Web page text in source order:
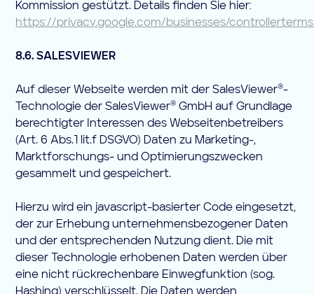
Kommission gestützt. Details finden Sie hier:
https://privacy.google.com/businesses/
8.6. SALESVIEWER
Auf dieser Webseite werden mit der SalesViewer®-
Technologie der SalesViewer® GmbH auf Grundlage
berechtigter Interessen des Webseitenbetreibers
(Art. 6 Abs.1 lit.f DSGVO) Daten zu Marketing-,
Marktforschungs- und Optimierungszwecken
gesammelt und gespeichert.
Hierzu wird ein javascript-basierter Code eingesetzt,
der zur Erhebung unternehmensbezogener Daten
und der entsprechenden Nutzung dient. Die mit
dieser Technologie erhobenen Daten werden über
eine nicht rückrechenbare Einwegfunktion (sog.